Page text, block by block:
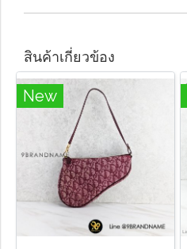
สินค้าเกี่ยวข้อง
New